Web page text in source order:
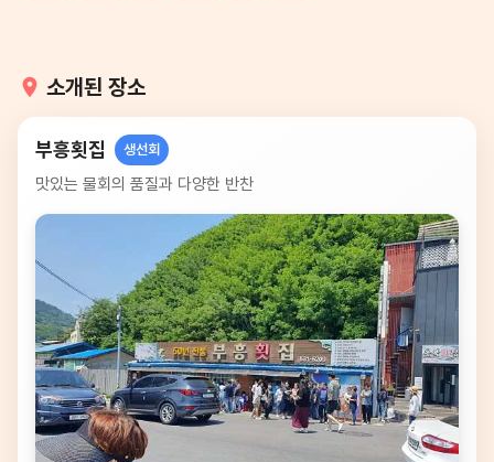
소개된 장소
부흥횟집 생선회
맛있는 물회의 품질과 다양한 반찬